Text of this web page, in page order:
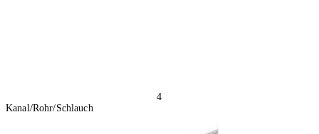
4
Kanal/Rohr/Schlauch